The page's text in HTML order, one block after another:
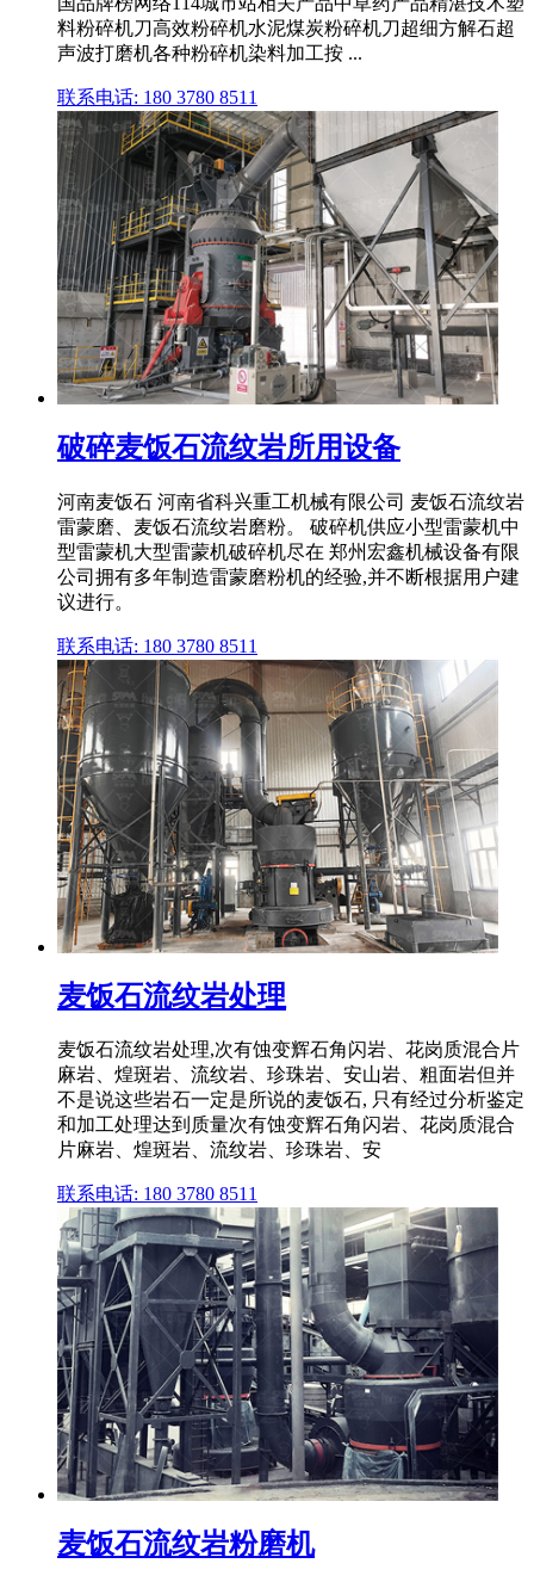
料粉碎机刀高效粉碎机水泥煤炭粉碎机刀超细方解石超
声波打磨机各种粉碎机染料加工按 ...
联系电话: 180 3780 8511
破碎麦饭石流纹岩所用设备
河南麦饭石 河南省科兴重工机械有限公司 麦饭石流纹岩
雷蒙磨、麦饭石流纹岩磨粉。 破碎机供应小型雷蒙机中
型雷蒙机大型雷蒙机破碎机尽在 郑州宏鑫机械设备有限
公司拥有多年制造雷蒙磨粉机的经验,并不断根据用户建
议进行。
联系电话: 180 3780 8511
麦饭石流纹岩处理
麦饭石流纹岩处理,次有蚀变辉石角闪岩、花岗质混合片
麻岩、煌斑岩、流纹岩、珍珠岩、安山岩、粗面岩但并
不是说这些岩石一定是所说的麦饭石, 只有经过分析鉴定
和加工处理达到质量次有蚀变辉石角闪岩、花岗质混合
片麻岩、煌斑岩、流纹岩、珍珠岩、安
联系电话: 180 3780 8511
麦饭石流纹岩粉磨机